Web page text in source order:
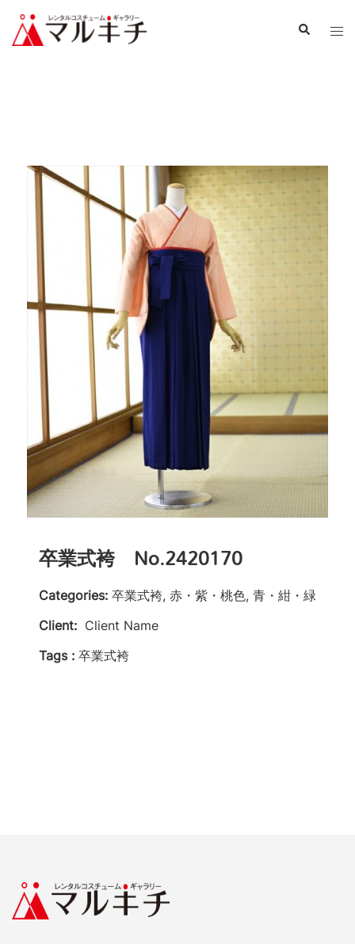
卒業式袴 No.2420170
Categories: 卒業式袴, 赤・紫・桃色, 青・紺・緑
Client: Client Name
Tags : 卒業式袴